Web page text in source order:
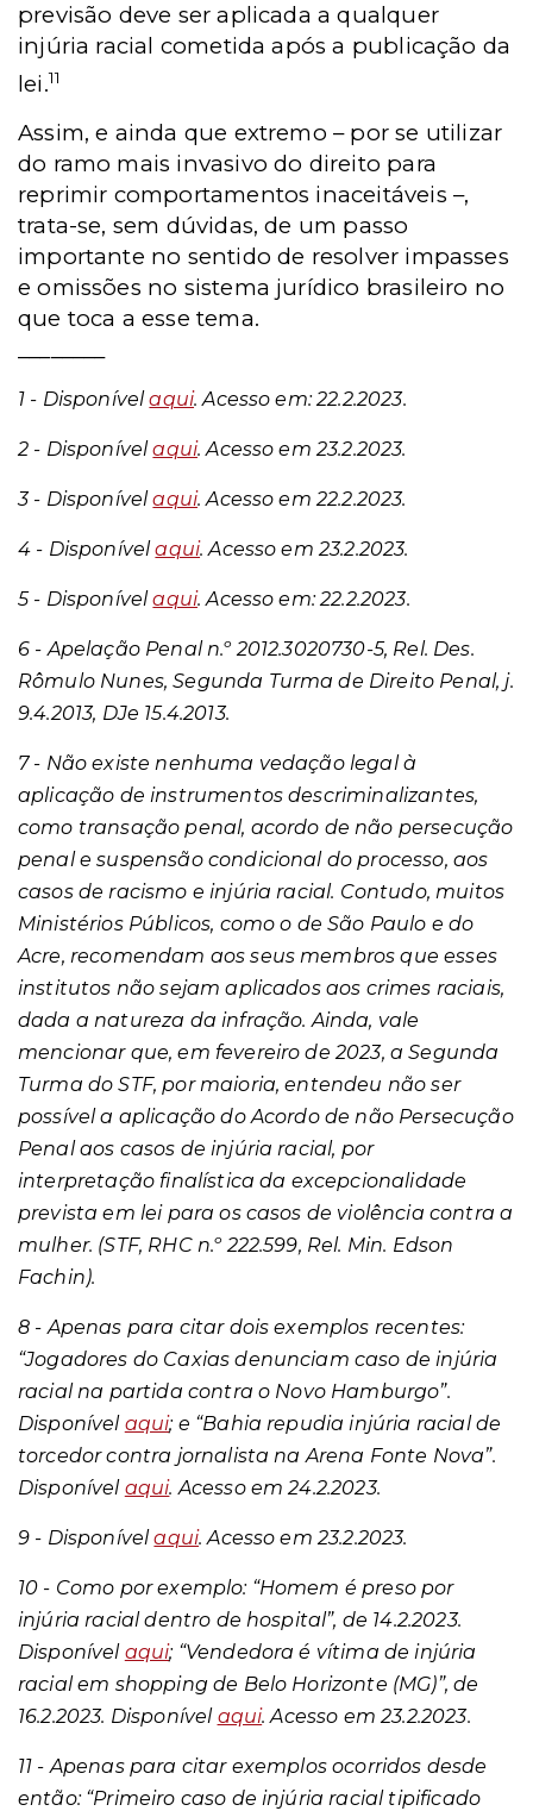
previsão deve ser aplicada a qualquer
injúria racial cometida após a publicação da
lei.11
Assim, e ainda que extremo – por se utilizar
do ramo mais invasivo do direito para
reprimir comportamentos inaceitáveis –,
trata-se, sem dúvidas, de um passo
importante no sentido de resolver impasses
e omissões no sistema jurídico brasileiro no
que toca a esse tema.
1 - Disponívelaqui. Acesso em: 22.2.2023.
2 - Disponívelaqui. Acesso em 23.2.2023.
3 - Disponívelaqui. Acesso em 22.2.2023.
4 - Disponívelaqui. Acesso em 23.2.2023.
5 - Disponívelaqui. Acesso em: 22.2.2023.
6 - Apelação Penal n.º 2012.3020730-5, Rel. Des.
Rômulo Nunes, Segunda Turma de Direito Penal, j.
9.4.2013, DJe 15.4.2013.
7 - Não existe nenhuma vedação legal à
aplicação de instrumentos descriminalizantes,
como transação penal, acordo de não persecução
penal e suspensão condicional do processo, aos
casos de racismo e injúria racial. Contudo, muitos
Ministérios Públicos, como o de São Paulo e do
Acre, recomendam aos seus membros que esses
institutos não sejam aplicados aos crimes raciais,
dada a natureza da infração. Ainda, vale
mencionar que, em fevereiro de 2023, a Segunda
Turma do STF, por maioria, entendeu não ser
possível a aplicação do Acordo de não Persecução
Penal aos casos de injúria racial, por
interpretação finalística da excepcionalidade
prevista em lei para os casos de violência contra a
mulher. (STF, RHC n.º 222.599, Rel. Min. Edson
Fachin).
8 - Apenas para citar dois exemplos recentes:
“Jogadores do Caxias denunciam caso de injúria
racial na partida contra o Novo Hamburgo”.
Disponível aqui; e “Bahia repudia injúria racial de
torcedor contra jornalista na Arena Fonte Nova”.
Disponível aqui. Acesso em 24.2.2023.
9 - Disponívelaqui. Acesso em 23.2.2023.
10 - Como por exemplo: “Homem é preso por
injúria racial dentro de hospital”, de 14.2.2023.
Disponível aqui; “Vendedora é vítima de injúria
racial em shopping de Belo Horizonte (MG)”, de
16.2.2023. Disponível aqui. Acesso em 23.2.2023.
11 - Apenas para citar exemplos ocorridos desde
então: “Primeiro caso de injúria racial tipificado